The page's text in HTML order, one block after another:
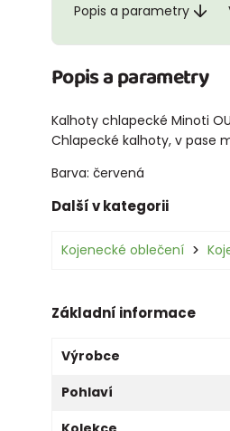
Popis a parametry
Popis a parametry
Kalhoty chlapecké Minoti
Chlapecké kalhoty, v pase
Barva: červená
Další v kategorii
Kojenecké oblečení
Základní informace
Výrobce
Pohlaví